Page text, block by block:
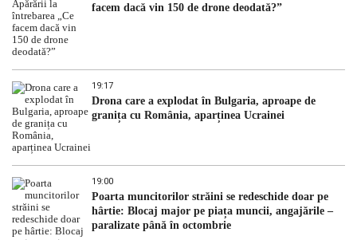
facem dacă vin 150 de drone deodată?”
19:17
Drona care a explodat în Bulgaria, aproape de
granița cu România, aparținea Ucrainei
19:00
Poarta muncitorilor străini se redeschide doar pe
hârtie: Blocaj major pe piața muncii, angajările –
paralizate până în octombrie